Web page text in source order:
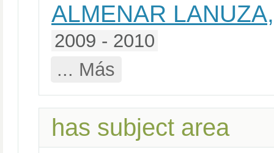
ALMENAR
2009 - 2010
... Más
has subject area